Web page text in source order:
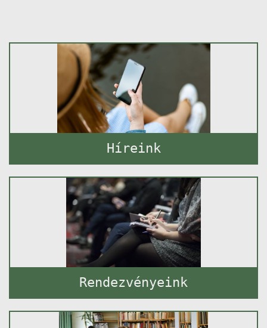
Híreink
Rendezvényeink